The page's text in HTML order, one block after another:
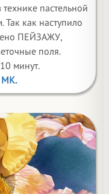
пастельной
как наступило
ПЕЙЗАЖУ,
поля.
минут.
МК.